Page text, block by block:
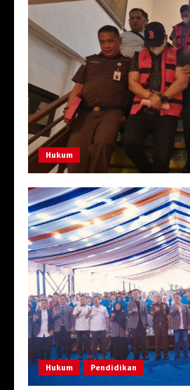
Hukum
Hukum Pendidikan